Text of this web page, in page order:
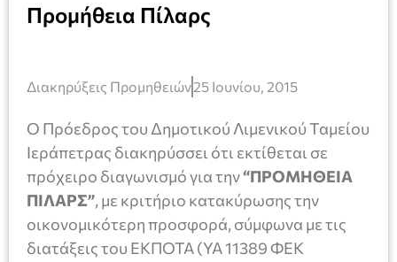
Προμήθεια Πίλαρς
Διακηρύξεις Προμηθειών25 Ιουνίου, 2015
Ο Πρόεδρος του Δημοτικού Λιμενικού Ταμείου
Ιεράπετρας διακηρύσσει ότι εκτίθεται σε
πρόχειρο διαγωνισμό για την“ΠΡΟΜΗΘΕΙΑ
ΠΙΛΑΡΣ”, με κριτήριο κατακύρωσης την
οικονομικότερη προσφορά, σύμφωνα με τις
διατάξεις του ΕΚΠΟΤΑ (ΥΑ 11389 ΦΕΚ